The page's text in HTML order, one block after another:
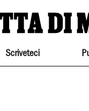
Scriveteci